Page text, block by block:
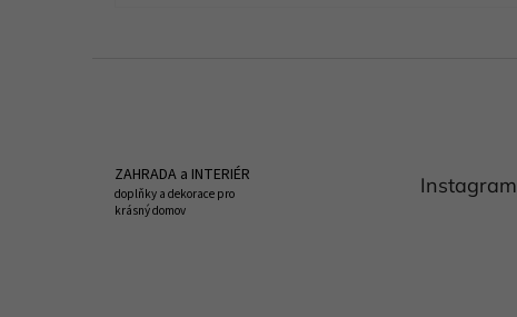
ZAHRADA a INTERIÉR
doplňky a dekorace pro
krásný domov
Instagram